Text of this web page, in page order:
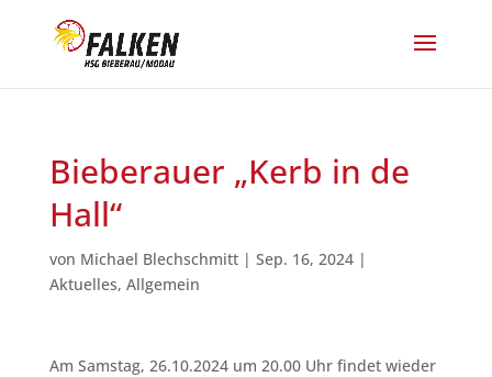
Bieberauer „Kerb in de
Hall“
von Michael Blechschmitt| Sep. 16, 2024|
Aktuelles, Allgemein
Am Samstag, 26.10.2024 um 20.00 Uhr findet wieder